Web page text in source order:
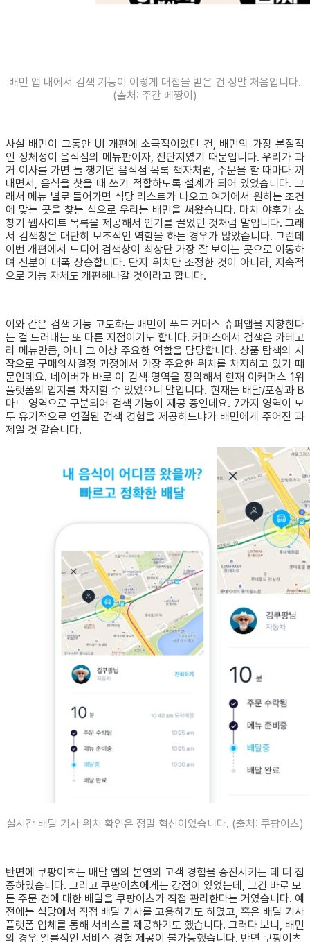
배민 앱 내에서 검색 기능이 이렇게 대접을 받은 건 정말 처음입니다.
(출처: 주간 베짱이)
사실 배민이 그동안 UI 개편에 소극적이었던 건, 배민의 가장 본질적
인 정체성이 음식점의 메뉴판이자, 전단지였기 때문입니다. 우리가 과
거 이사를 가면 늘 챙기던 음식점 목록 책자처럼, 주문을 할 때마다 꺼
내면서, 음식을 찾을 때 쓰기 적합하도록 설계가 되어 있었습니다. 그
래서 메뉴 별로 들어가면 식당 리스트가 나오고 여기에서 원하는 조건
에 맞는 곳을 찾는 식으로 우리는 배민을 써왔습니다. 마치 야후가 초
창기 웹사이트 목록을 제공해서 인기를 끌었던 것처럼 말입니다. 그래
서 검색창은 대단히 보조적인 역할을 하는 경우가 많았습니다. 그런데
이번 개편에서 드디어 검색창이 최상단 가장 잘 보이는 곳으로 이동하
며 신분이 대폭 상승합니다. 단지 위치만 조정한 것이 아니라, 지속적
으로 기능 자체도 개편해나갈 것이라고 합니다.
이와 같은 검색 기능 고도화는 배민이 푸드 커머스 슈퍼앱을 지향한다
는 걸 드러내는 또 다른 지점이기도 합니다. 커머스에서 검색은 카테고
리 메뉴만큼, 아니 그 이상 주요한 역할을 담당합니다. 상품 탐색의 시
작으로 구매의사결정 과정에서 가장 주요한 위치를 차지하고 있기 때
문인데요. 네이버가 바로 이 검색 영역을 장악해서 현재 이커머스 1위
플랫폼의 입지를 차지할 수 있었으니 말입니다. 현재는 배달/포장과 B
마트 영역으로 구분되어 검색 기능이 제공 중인데요. 7가지 영역이 모
두 유기적으로 연결된 검색 경험을 제공하느냐가 배민에게 주어진 과
제일 것 같습니다.
실시간 배달 기사 위치 확인은 정말 혁신이었습니다. (출처: 쿠팡이츠)
반면에 쿠팡이츠는 배달 앱의 본연의 고객 경험을 증진시키는 데 더 집
중하였습니다. 그리고 쿠팡이츠에게는 강점이 있었는데, 그건 바로 모
든 주문 건에 대한 배달을 쿠팡이츠가 직접 관리한다는 거였습니다. 예
전에는 식당에서 직접 배달 기사를 고용하기도 하였고, 혹은 배달 기사
플랫폼 업체를 통해 서비스를 제공하기도 했습니다. 그러다 보니, 배민
의 경우 일률적인 서비스 경험 제공이 불가능했습니다. 반면 쿠팡이츠